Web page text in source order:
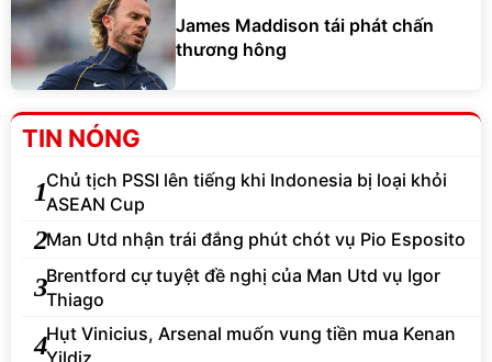
James Maddison tái phát chấn
thương hông
TIN NÓNG
1Chủ tịch PSSI lên tiếng khi Indonesia bị loại khỏi
ASEAN Cup
2Man Utd nhận trái đắng phút chót vụ Pio Esposito
3Brentford cự tuyệt đề nghị của Man Utd vụ Igor
Thiago
4Hụt Vinicius, Arsenal muốn vung tiền mua Kenan
Yildiz